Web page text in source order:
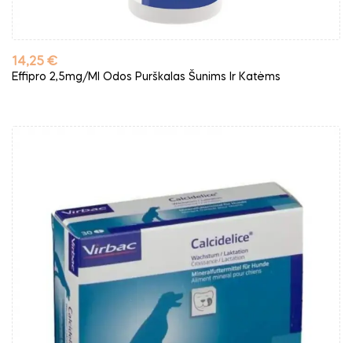
Kaina
14,25 €
Effipro 2,5mg/ml Odos Purškalas Šunims Ir Katėms